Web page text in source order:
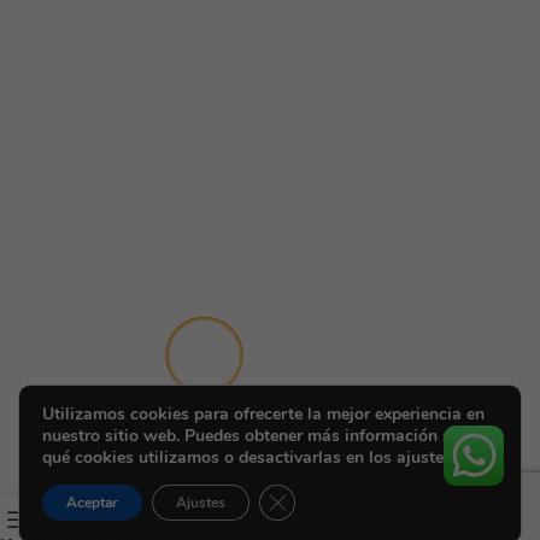
Utilizamos cookies para ofrecerte la mejor experiencia en
nuestro sitio web. Puedes obtener más información sobre
qué cookies utilizamos o desactivarlas en los ajustes.
Aceptar Ajustes Cerrar el banner de cookies RGPD